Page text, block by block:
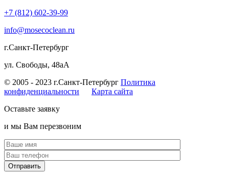
+7 (812) 602-39-99
info@mosecoclean.ru
г.Санкт-Петербург
ул. Свободы, 48аА
© 2005 - 2023 г.Санкт-Петербург Политика
конфиденциальности
Карта сайта
Оставьте заявку
и мы Вам перезвоним